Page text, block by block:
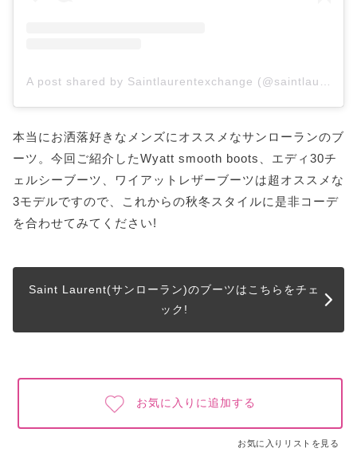
本当にお洒落好きなメンズにオススメなサンローランのブ
ーツ。今回ご紹介したWyatt smooth boots、エディ30チ
ェルシーブーツ、ワイアットレザーブーツは超オススメな
3モデルですので、これからの秋冬スタイルに是非コーデ
を合わせてみてください!
Saint Laurent(サンローラン)のブーツはこちらをチェ
ック!
お気に入りに追加する
お気に入りリストを見る